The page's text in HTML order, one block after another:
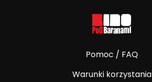
Pomoc / FAQ
Warunki korzystania